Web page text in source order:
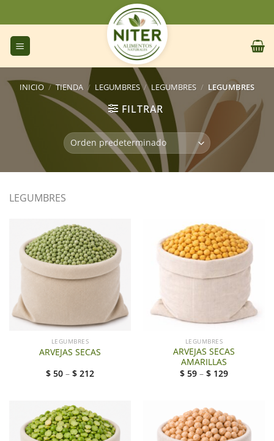
al
contenido
INICIO / TIENDA / LEGUMBRES / LEGUMBRES / LEGUMBRES
FILTRAR
LEGUMBRES
LEGUMBRES
ARVEJAS SECAS
$ 50 – $ 212
LEGUMBRES
ARVEJAS SECAS
AMARILLAS
$ 59 – $ 129